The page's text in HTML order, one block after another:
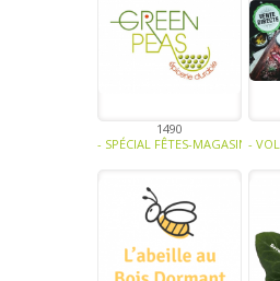
1490
- SPÉCIAL FÊTES-MAGASINS
-